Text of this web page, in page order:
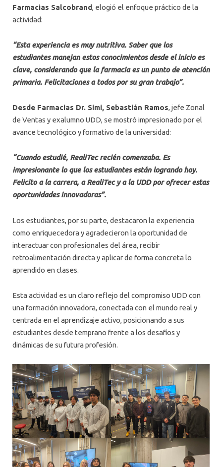
Farmacias Salcobrand, elogió el enfoque práctico de la
actividad:
“Esta experiencia es muy nutritiva. Saber que los
estudiantes manejan estos conocimientos desde el inicio es
clave, considerando que la farmacia es un punto de atención
primaria. Felicitaciones a todos por su gran trabajo”.
Desde Farmacias Dr. Simi, Sebastián Ramos, jefe Zonal
de Ventas y exalumno UDD, se mostró impresionado por el
avance tecnológico y formativo de la universidad:
“Cuando estudié, RealiTec recién comenzaba. Es
impresionante lo que los estudiantes están logrando hoy.
Felicito a la carrera, a RealiTec y a la UDD por ofrecer estas
oportunidades innovadoras”.
Los estudiantes, por su parte, destacaron la experiencia
como enriquecedora y agradecieron la oportunidad de
interactuar con profesionales del área, recibir
retroalimentación directa y aplicar de forma concreta lo
aprendido en clases.
Esta actividad es un claro reflejo del compromiso UDD con
una formación innovadora, conectada con el mundo real y
centrada en el aprendizaje activo, posicionando a sus
estudiantes desde temprano frente a los desafíos y
dinámicas de su futura profesión.